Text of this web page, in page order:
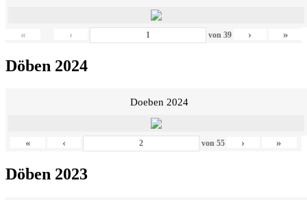
« ‹ von 39 › »
Döben 2024
Doeben 2024
« ‹ von 55 › »
Döben 2023